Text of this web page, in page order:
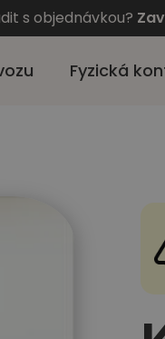
s objednávkou?
Fyzická